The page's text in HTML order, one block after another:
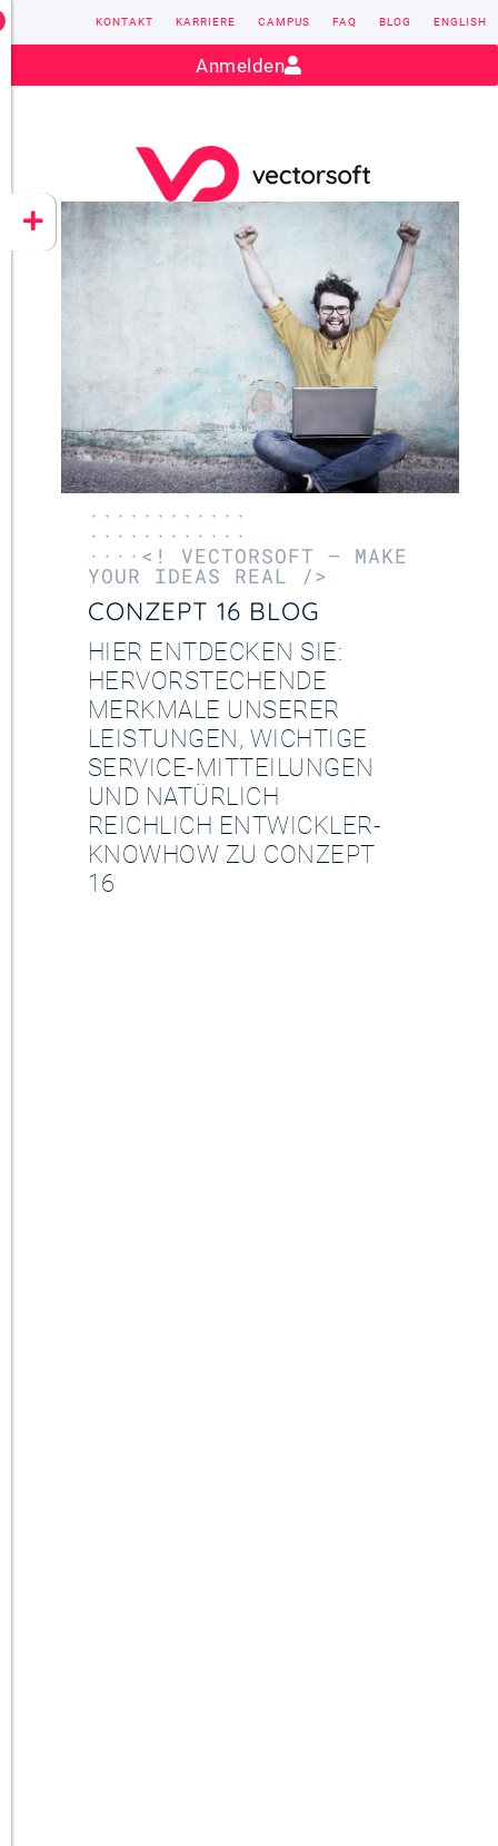
CONZEPT 16
YEET
Kontakt:sales@vectorsoft.de
KONTAKT KARRIERE CAMPUS FAQ BLOG ENGLISH
Anmelden
············
············
····<! VECTORSOFT – MAKE
YOUR IDEAS REAL />
CONZEPT 16 BLOG
HIER ENTDECKEN SIE:
HERVORSTECHENDE
MERKMALE UNSERER
LEISTUNGEN, WICHTIGE
SERVICE-MITTEILUNGEN
UND NATÜRLICH
REICHLICH ENTWICKLER-
KNOWHOW ZU CONZEPT
16